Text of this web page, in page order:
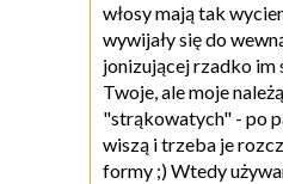
włosy mają tak
wywijały się do
jonizującej rzadko im
Twoje, ale moje
"strąkowatych" - po
wiszą i trzeba je
formy ;) Wtedy